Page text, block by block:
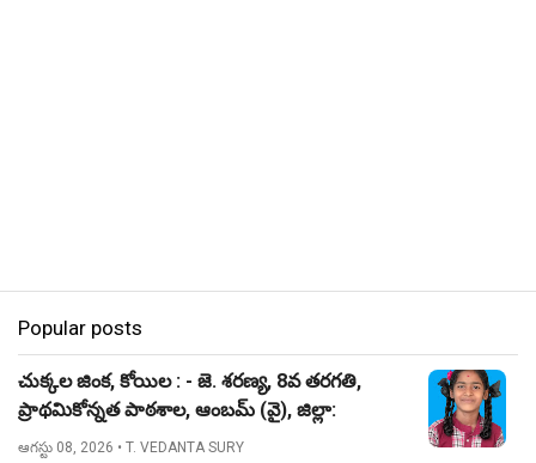
Popular posts
చుక్కల జింక, కోయిల : - జె. శరణ్య, 8వ తరగతి,
ప్రాథమికోన్నత పాఠశాల, ఆంబమ్ (వై), జిల్లా:
నిజామాబాద్.
ఆగస్టు 08, 2026 • T. VEDANTA SURY